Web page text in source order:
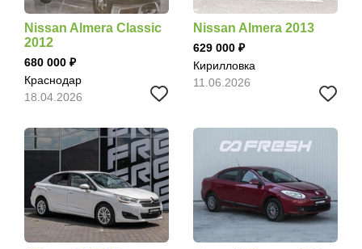
Nissan Almera Classic
2012
680 000
Краснодар
18.04.2026
Nissan Almera 2013
629 000
Кирилловка
11.06.2026